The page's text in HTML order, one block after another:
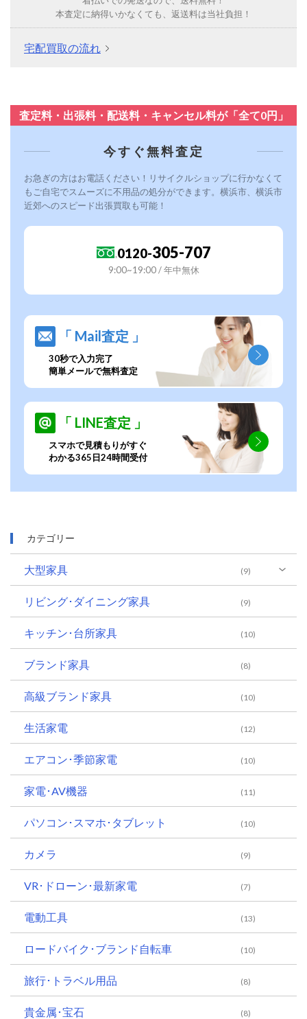
本査定に納得いかなくても、返送料は当社負担！
宅配買取の流れ
査定料・出張料・配送料・キャンセル料が「全て0円」
今すぐ無料査定
お急ぎの方はお電話ください！リサイクルショップに行かなくて
もご自宅でスムーズに不用品の処分ができます。横浜市、横浜市
近郊へのスピード出張買取も可能！
0120-305-707
9:00~19:00 / 年中無休
「 Mail査定 」
30秒で入力完了
簡単メールで無料査定
「 LINE査定 」
スマホで見積もりがすぐ
わかる365日24時間受付
カテゴリー
大型家具 (9)
リビング･ダイニング家具 (9)
キッチン･台所家具 (10)
ブランド家具 (8)
高級ブランド家具 (10)
生活家電 (12)
エアコン･季節家電 (10)
家電･AV機器 (11)
パソコン･スマホ･タブレット (10)
カメラ (9)
VR･ドローン･最新家電 (7)
電動工具 (13)
ロードバイク･ブランド自転車 (10)
旅行･トラベル用品 (8)
貴金属･宝石 (8)